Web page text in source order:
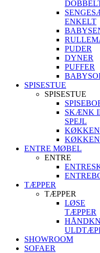
ENKELT
PUDER
DYNER
PUFFER
SPISESTUE
SPISESTUE
SKÆNK
SPEJL
ENTRE MØBEL
ENTRE
TÆPPER
TÆPPER
LØSE
TÆPPER
SHOWROOM
SOFAER